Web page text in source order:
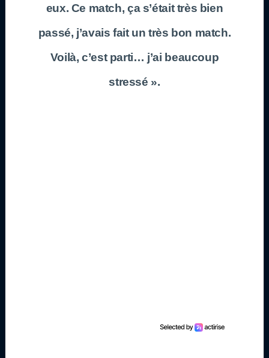
eux. Ce match, ça s’était très bien
passé, j’avais fait un très bon match.
Voilà, c’est parti… j’ai beaucoup
stressé ».